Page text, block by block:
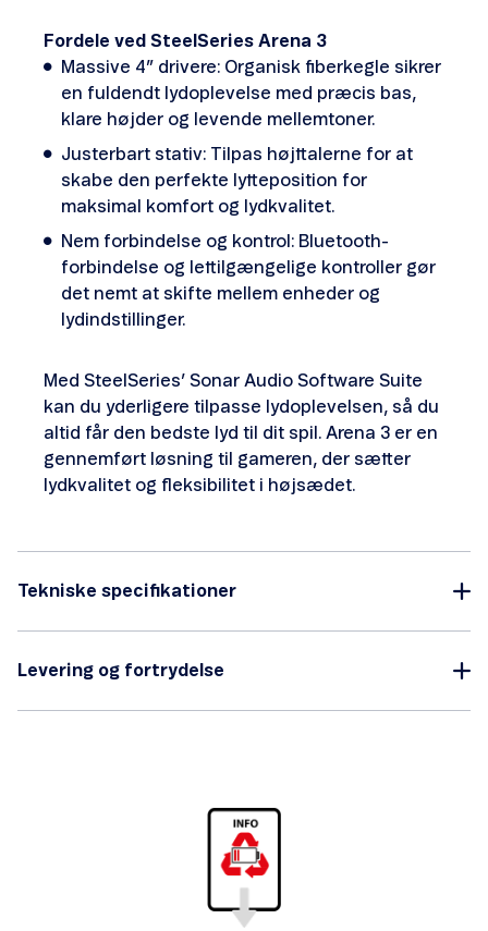
Fordele ved SteelSeries Arena 3
Massive 4” drivere: Organisk fiberkegle sikrer
en fuldendt lydoplevelse med præcis bas,
klare højder og levende mellemtoner.
Justerbart stativ: Tilpas højttalerne for at
skabe den perfekte lytteposition for
maksimal komfort og lydkvalitet.
Nem forbindelse og kontrol: Bluetooth-
forbindelse og lettilgængelige kontroller gør
det nemt at skifte mellem enheder og
lydindstillinger.
Med SteelSeries’ Sonar Audio Software Suite
kan du yderligere tilpasse lydoplevelsen, så du
altid får den bedste lyd til dit spil. Arena 3 er en
gennemført løsning til gameren, der sætter
lydkvalitet og fleksibilitet i højsædet.
Tekniske specifikationer
Levering og fortrydelse